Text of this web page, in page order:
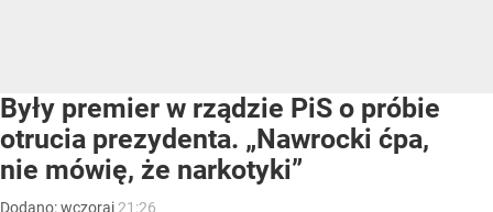
Były premier w rządzie PiS o próbie
otrucia prezydenta. „Nawrocki ćpa,
nie mówię, że narkotyki”
Dodano:wczoraj 21:26